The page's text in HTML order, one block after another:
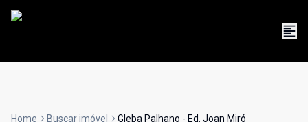
Home Buscar imóvel Gleba Palhano - Ed. Joan Miró